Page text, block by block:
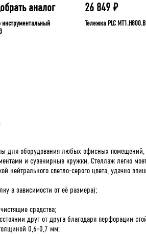
аналог 26 849 ₽
Тележка PLC
для оборудования любых офисных
и сувенирные кружки. Стеллаж легко
светло-серого цвета, удачно
в зависимости от её размера);
средства;
друг от друга благодаря перфорации
0,6-0,7 мм;